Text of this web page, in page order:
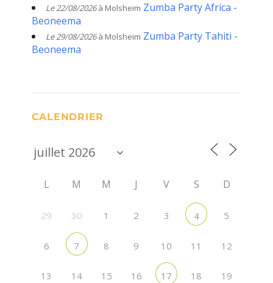
Le 22/08/2026à Molsheim Zumba Party Africa -
Beoneema
Le 29/08/2026à Molsheim Zumba Party Tahiti -
Beoneema
CALENDRIER
L M M J V S D
29 30 1 2 3 4 5
6 7 8 9 10 11 12
13 14 15 16 17 18 19